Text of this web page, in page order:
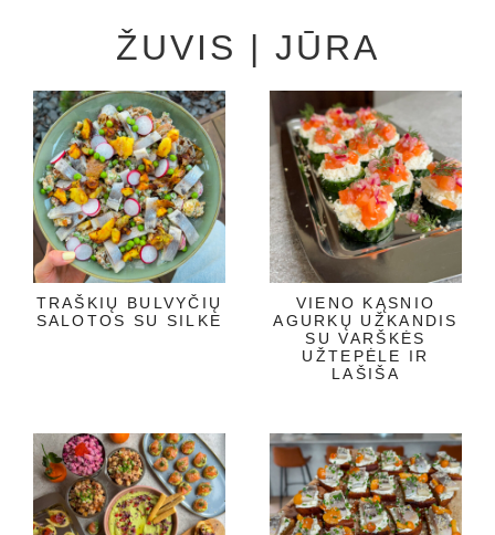
ŽUVIS | JŪRA
TRAŠKIŲ BULVYČIŲ
SALOTOS SU SILKE
VIENO KĄSNIO
AGURKŲ UŽKANDIS
SU VARŠKĖS
UŽTEPĖLE IR
LAŠIŠA